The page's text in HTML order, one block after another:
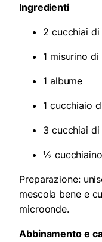
Ingredienti
2 cucchiai di
1 misurino
1 albume
1 cucchiaio
3 cucchiai
½
Preparazione:
mescola bene e
microonde.
Abbinamento e